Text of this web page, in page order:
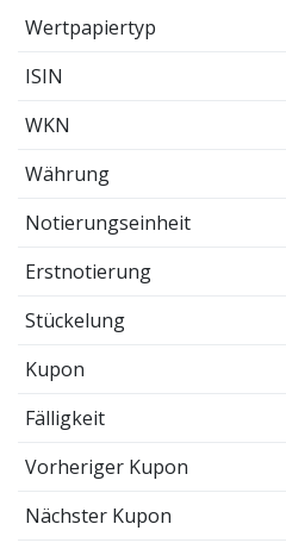
Wertpapiertyp
ISIN
WKN
Währung
Notierungseinheit
Erstnotierung
Stückelung
Kupon
Fälligkeit
Vorheriger Kupon
Nächster Kupon